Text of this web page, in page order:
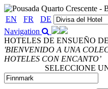
EN FR DE
Navigation
HOTELES DE ENSUEÑO
'BIENVENIDO A UNA
HOTELES CON ENCANTO’
SELECCIONE